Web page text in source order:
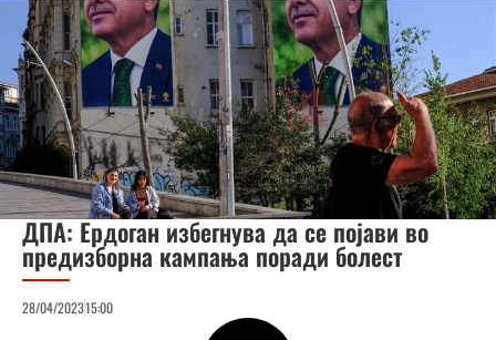
ДПА: Ердоган избегнува да се појави во
предизборна кампања поради болест
28/04/202315:00